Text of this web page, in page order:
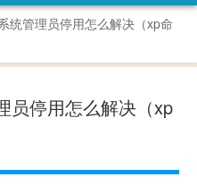
统管理员停用怎么解决（xp命
员停用怎么解决（xp